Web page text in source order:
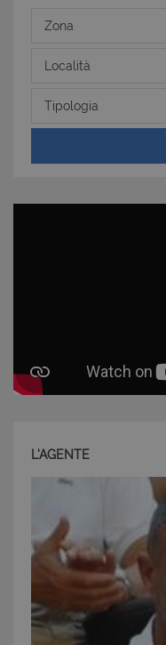
Zona
Località
Tipologia
L'AGENTE
funzionalità del
degli utenti e la
cookie strettamente
Nome